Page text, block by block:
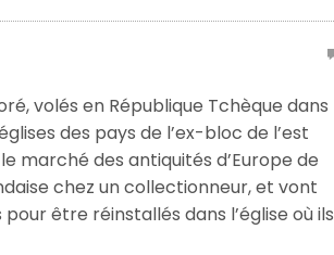
volés en République Tchèque dans
des pays de l’ex-bloc de l’est
des antiquités d’Europe de
chez un collectionneur, et vont
être réinstallés dans l’église où ils